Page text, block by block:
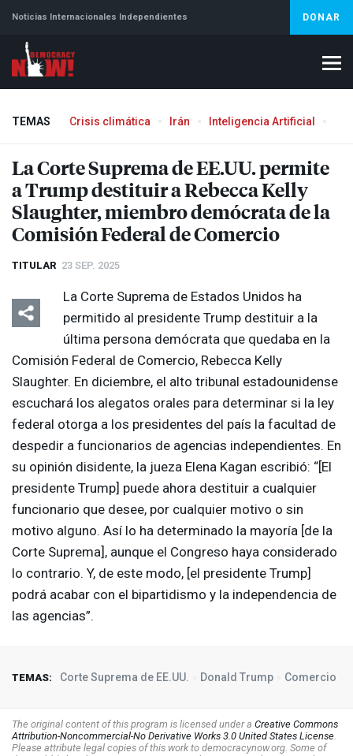
Noticias Internacionales Independientes DONAR
TEMAS Crisis climática Irán Inteligencia Artificial
La Corte Suprema de EE.UU. permite
a Trump destituir a Rebecca Kelly
Slaughter, miembro demócrata de la
Comisión Federal de Comercio
TITULAR 23 SEP. 2025
La Corte Suprema de Estados Unidos ha
permitido al presidente Trump destituir a la
última persona demócrata que quedaba en la
Comisión Federal de Comercio, Rebecca Kelly
Slaughter. En diciembre, el alto tribunal estadounidense
escuchará los alegatos orales para determinar si la ley
federal otorga a los presidentes del país la facultad de
despedir a funcionarios de agencias independientes. En
su opinión disidente, la jueza Elena Kagan escribió: “[El
presidente Trump] puede ahora destituir a cualquier
funcionario que desee, por cualquier motivo o sin
motivo alguno. Así lo ha determinado la mayoría [de la
Corte Suprema], aunque el Congreso haya considerado
lo contrario. Y, de este modo, [el presidente Trump]
podrá acabar con el bipartidismo y la independencia de
las agencias”.
TEMAS: Corte Suprema de EE.UU. Donald Trump Comercio
The original content of this program is licensed under a Creative Commons
Attribution-Noncommercial-No Derivative Works 3.0 United States License.
Please attribute legal copies of this work to democracynow.org. Some of